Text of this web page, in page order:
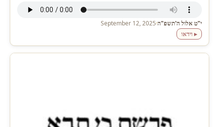
י"ט אלול ה'תשפ"ה·
September 12, 2025
▸ וידאו